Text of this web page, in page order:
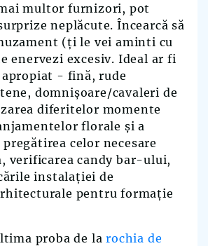
multor furnizori, pot
neplăcute. Încearcă să
(ți le vei aminti cu
enervezi excesiv. Ideal ar fi
apropiat - fină, rude
domnișoare/cavaleri de
diferitelor momente
florale și a
celor necesare
verificarea candy bar-ului,
instalației de
pentru formație
proba de larochia de